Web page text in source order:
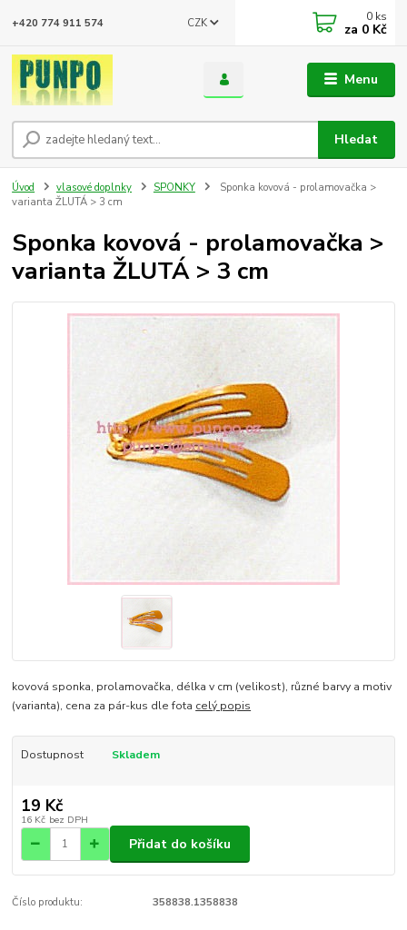
Menu
CZK
Hledat
+420 774 911 574 0 ks
za 0 Kč
Úvod vlasové doplnky SPONKY
Sponka kovová - prolamovačka >
varianta ŽLUTÁ > 3 cm
Sponka kovová - prolamovačka >
varianta ŽLUTÁ > 3 cm
kovová sponka, prolamovačka, délka v cm (velikost), různé barvy a motiv
(varianta), cena za pár-kus dle fota celý popis
Dostupnost Skladem
19 Kč
16 Kč bez DPH
Přidat do košíku
Číslo produktu: 358838.1358838